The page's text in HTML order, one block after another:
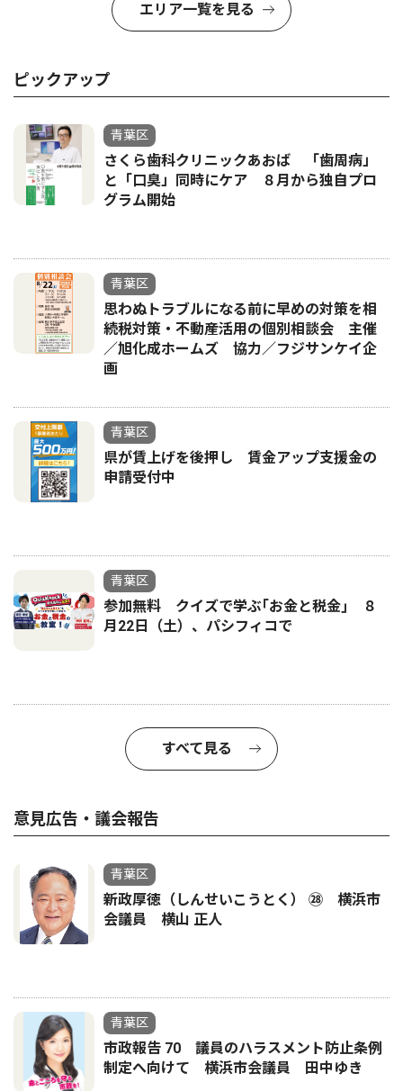
エリア一覧を見る
ピックアップ
青葉区
さくら歯科クリニックあおば 「歯周病」
と「口臭」同時にケア ８月から独自プロ
グラム開始
青葉区
思わぬトラブルになる前に早めの対策を相
続税対策・不動産活用の個別相談会 主催
／旭化成ホームズ 協力／フジサンケイ企
画
青葉区
県が賃上げを後押し 賃金アップ支援金の
申請受付中
青葉区
参加無料 クイズで学ぶ｢お金と税金｣ ８
月22日（土）、パシフィコで
すべて見る
意見広告・議会報告
青葉区
新政厚徳（しんせいこうとく） ㉘ 横浜市
会議員 横山 正人
青葉区
市政報告 70 議員のハラスメント防止条例
制定へ向けて 横浜市会議員 田中ゆき